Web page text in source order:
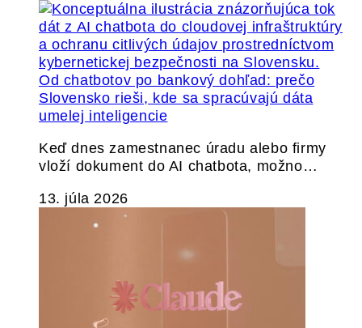
Od chatbotov po bankový dohľad: prečo
Slovensko rieši, kde sa spracúvajú dáta
umelej inteligencie
Keď dnes zamestnanec úradu alebo firmy
vloží dokument do AI chatbota, možno…
13. júla 2026